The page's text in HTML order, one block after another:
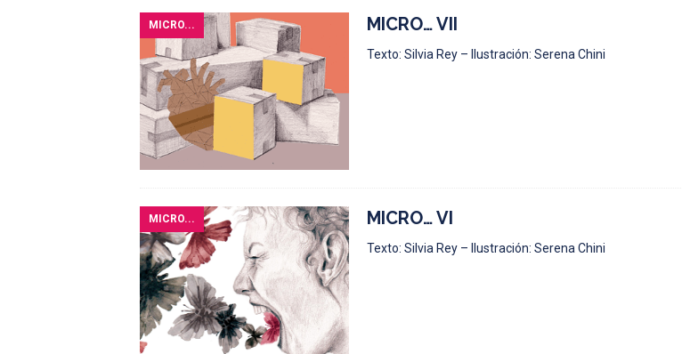
MICRO... MICRO… VII
Texto: Silvia Rey – Ilustración: Serena Chini
MICRO... MICRO… VI
Texto: Silvia Rey – Ilustración: Serena Chini